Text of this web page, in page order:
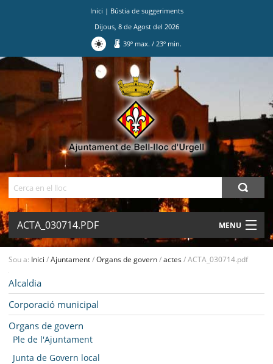
Inici | Bústia de suggeriments
Dijous, 8de Agostdel 2026
39º max./ 23º min.
ACTA_030714.PDF MENU
MUNICIPI
SEU ELECTRÒNICA
BELL-LLOC SOLUCIONA
Sou a: Inici /Ajuntament/Organs de govern/actes/ACTA_030714.pdf
Alcaldia
Corporació municipal
Organs de govern
Ple de l'Ajuntament
Junta de Govern local